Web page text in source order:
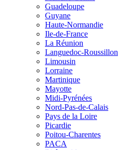
Guadeloupe
Guyane
Haute-Normandie
Ile-de-France
La Réunion
Languedoc-Roussillon
Limousin
Lorraine
Martinique
Mayotte
Midi-Pyrénées
Nord-Pas-de-Calais
Pays de la Loire
Picardie
Poitou-Charentes
PACA